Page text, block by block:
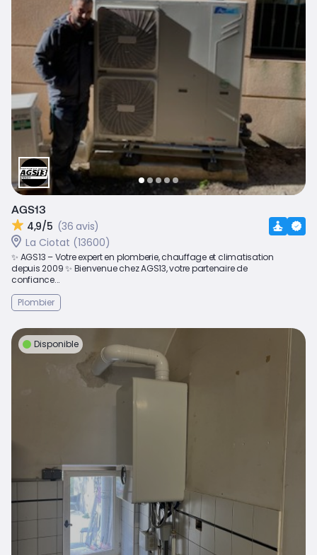
AGS13
4,9/5 (36 avis)
La Ciotat (13600)
✨ AGS13 – Votre expert en plomberie, chauffage et climatisation
depuis 2009 ✨ Bienvenue chez AGS13, votre partenaire de
confiance...
Plombier
Disponible